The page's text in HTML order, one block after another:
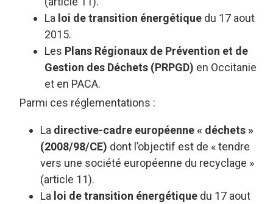
La loi de transition énergétique du 17 aout
2015.
Les Plans Régionaux de Prévention et de
Gestion des Déchets (PRPGD) en Occitanie
et en PACA.
Parmi ces réglementations :
La directive-cadre européenne « déchets »
(2008/98/CE) dont l’objectif est de « tendre
vers une société européenne du recyclage »
(article 11).
La loi de transition énergétique du 17 aout